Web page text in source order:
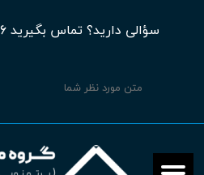
سؤالی دارید؟ تماس بگیرید 02188970256